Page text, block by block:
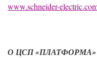
www.schneider-
О ЦСП «ПЛАТФОРМА»